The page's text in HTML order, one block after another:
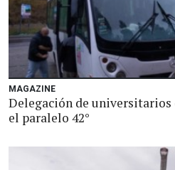
MAGAZINE
Delegación de universitarios
el paralelo 42°